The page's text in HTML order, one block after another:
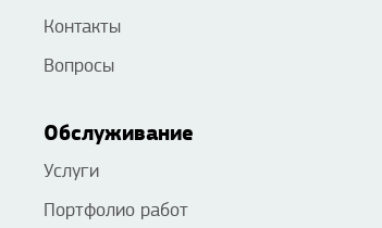
Контакты
Вопросы
Обслуживание
Услуги
Портфолио работ